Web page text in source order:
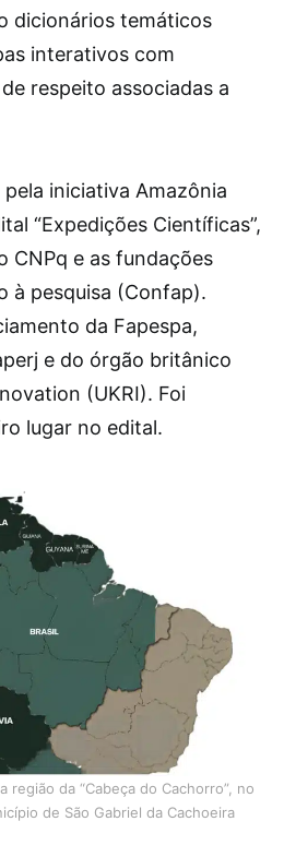
dicionários temáticos
interativos com
respeito associadas a
iniciativa Amazônia
“Expedições Científicas”,
CNPq e as fundações
à pesquisa (Confap).
da Fapespa,
e do órgão britânico
(UKRI). Foi
lugar no edital.
da “Cabeça do Cachorro”, no
de São Gabriel da Cachoeira